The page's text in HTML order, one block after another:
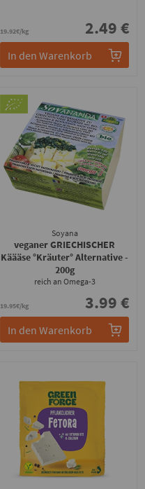
19.92€/kg 2.49 €
In den Warenkorb
Soyana
veganer GRIECHISCHER
Käääse °Kräuter° Alternative-
200g
reich an Omega-3
19.95€/kg 3.99 €
In den Warenkorb